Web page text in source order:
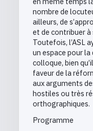
nombre de
ailleurs, de
et de contribuer
Toutefois, l’ASL
un espace pour
colloque, bien
faveur de la
aux arguments
hostiles ou très
orthographiques.
Programme